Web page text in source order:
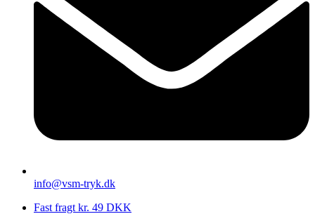
info@vsm-tryk.dk
Fast fragt kr. 49 DKK